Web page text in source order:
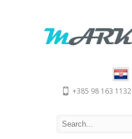
+385 98 163 1132